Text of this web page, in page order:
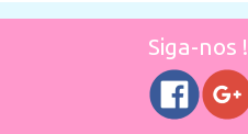
Siga-nos !